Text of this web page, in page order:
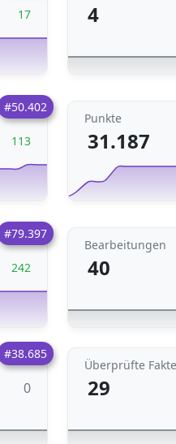
17 4
#50.402
113
Punkte
31.187
#79.397
242
Bearbeitungen
40
#38.685
0
Überprüfte
29